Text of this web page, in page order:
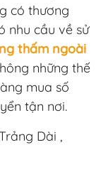
có thương
nhu cầu về sử
thấm ngoài
những thế
mua số
tận nơi.
Dài ,